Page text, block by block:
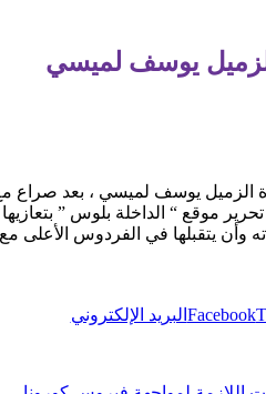
يوسف لميسي
الزميل يوسف لميسي ، بعد
موقع “ الداخلة بلوس ”
وأن يتقبلها في الفردوس الأعلى مع
Facebook البريد الإلكتروني